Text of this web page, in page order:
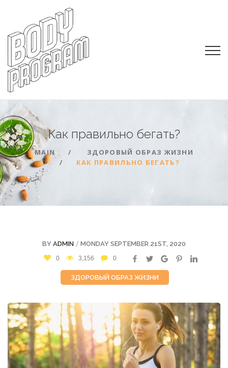
Как правильно бегать?
MAIN
ЗДОРОВЫЙ ОБРАЗ ЖИЗНИ
КАК ПРАВИЛЬНО БЕГАТЬ?
BY ADMIN / MONDAY SEPTEMBER 21ST, 2020
0 3,156 0
ЗДОРОВЫЙ ОБРАЗ ЖИЗНИ